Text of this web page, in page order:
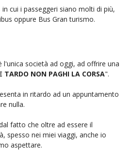
cui i passeggeri siano molti di più,
oppure Bus Gran turismo.
l'unica società ad oggi, ad offrire una
TARDO NON PAGHI LA CORSA".
in ritardo ad un appuntamento
nulla.
fatto che oltre ad essere il
spesso nei miei viaggi, anche io
aspettare.